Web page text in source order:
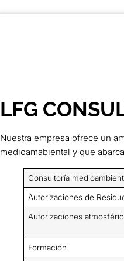
LFG
Nuestra empresa ofrece un
medioamabiental y que
Consultoría
Autorizaciones de
Autorizaciones
Formación